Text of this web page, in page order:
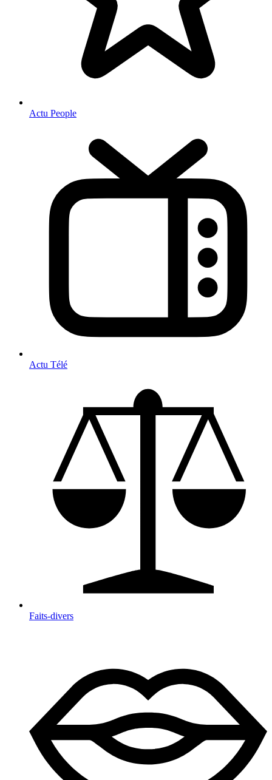
Actu People
Actu Télé
Faits-divers